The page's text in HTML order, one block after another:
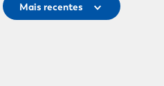
Mais recentes